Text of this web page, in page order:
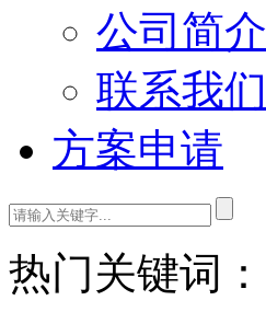
公司简介
联系我们
方案申请
热门关键词：